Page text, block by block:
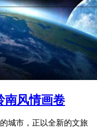
南风情画卷
城市，正以全新的文旅